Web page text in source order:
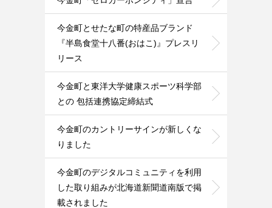
今金町とせたな町の特産品ブランド
『半島食堂十八番(おはこ)』プレスリ
リース
今金町と東洋大学健康スポーツ科学部
との 包括連携協定締結式
今金町のカントリーサインが新しくな
りました
今金町のデジタルコミュニティを利用
した取り組みが北海道新聞道南版で掲
載されました